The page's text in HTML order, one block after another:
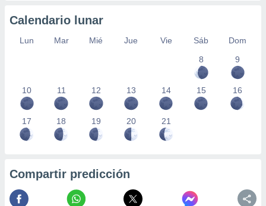
Calendario lunar
Lun Mar Mié Jue Vie Sáb
Dom
8
9
10 11 12 13 14 15 16
17 18 19 20 21
Compartir predicción